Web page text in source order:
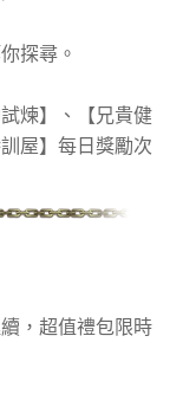
你探尋。
煉】、【兄貴健
屋】每日獎勵次
，超值禮包限時